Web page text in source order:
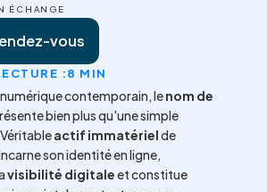
ÉCHANGE
vous
:8 MIN
contemporain, lenom de
bien plus qu'une simple
actif immatérielde
son identité en ligne,
visibilité digitaleet constitue